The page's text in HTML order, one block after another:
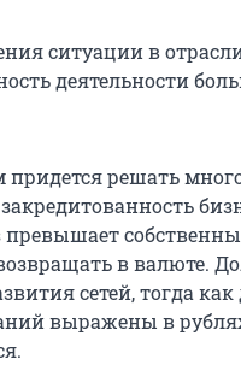
ситуации в
деятельности
решать
превышает
в валюте.
сетей, тогда
выражены в